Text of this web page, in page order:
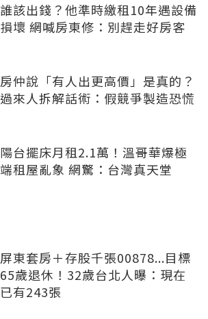
誰該出錢？他準時繳租10年遇設備
損壞 網喊房東修：別趕走好房客
房仲說「有人出更高價」是真的？
過來人拆解話術：假競爭製造恐慌
陽台擺床月租2.1萬！溫哥華爆極
端租屋亂象 網驚：台灣真天堂
屏東套房＋存股千張00878...目標
65歲退休！32歲台北人曝：現在
已有243張